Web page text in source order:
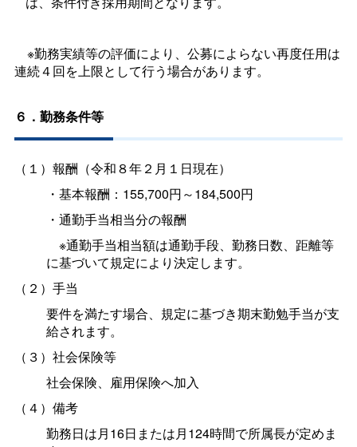
※勤務実績等の評価により、公募によらない再度任用は
連続４回を上限として行う場合があります。
６．勤務条件等
（１）報酬（令和８年２月１日現在）
・基本報酬：155,700円～184,500円
・通勤手当相当分の報酬
※通勤手当相当額は通勤手段、勤務日数、距離等
に基づいて規定により決定します。
（２）手当
要件を満たす場合、規定に基づき期末勤勉手当が支
給されます。
（３）社会保険等
社会保険、雇用保険へ加入
（４）備考
勤務日は月16日または月124時間で所属長が定めま